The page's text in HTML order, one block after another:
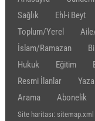
Sağlık
Ehl-i Beyt
Toplum/Yerel
İslam/Ramazan
Hukuk
Eğitim
Resmi İlanlar
Arama
Abonelik
Site haritası: sitemap.xml